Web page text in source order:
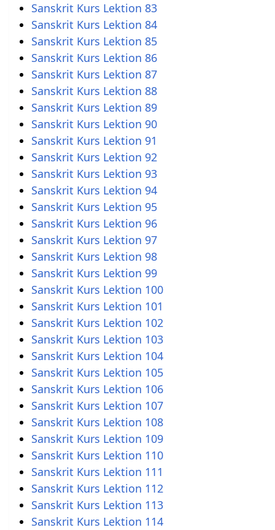
Sanskrit Kurs Lektion 83
Sanskrit Kurs Lektion 84
Sanskrit Kurs Lektion 85
Sanskrit Kurs Lektion 86
Sanskrit Kurs Lektion 87
Sanskrit Kurs Lektion 88
Sanskrit Kurs Lektion 89
Sanskrit Kurs Lektion 90
Sanskrit Kurs Lektion 91
Sanskrit Kurs Lektion 92
Sanskrit Kurs Lektion 93
Sanskrit Kurs Lektion 94
Sanskrit Kurs Lektion 95
Sanskrit Kurs Lektion 96
Sanskrit Kurs Lektion 97
Sanskrit Kurs Lektion 98
Sanskrit Kurs Lektion 99
Sanskrit Kurs Lektion 100
Sanskrit Kurs Lektion 101
Sanskrit Kurs Lektion 102
Sanskrit Kurs Lektion 103
Sanskrit Kurs Lektion 104
Sanskrit Kurs Lektion 105
Sanskrit Kurs Lektion 106
Sanskrit Kurs Lektion 107
Sanskrit Kurs Lektion 108
Sanskrit Kurs Lektion 109
Sanskrit Kurs Lektion 110
Sanskrit Kurs Lektion 111
Sanskrit Kurs Lektion 112
Sanskrit Kurs Lektion 113
Sanskrit Kurs Lektion 114